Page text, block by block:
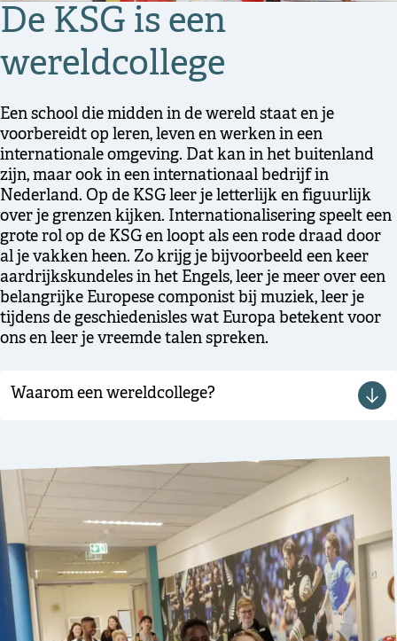
De KSG is een
wereldcollege
Een school die midden in de wereld staat en je
voorbereidt op leren, leven en werken in een
internationale omgeving. Dat kan in het buitenland
zijn, maar ook in een internationaal bedrijf in
Nederland. Op de KSG leer je letterlijk en figuurlijk
over je grenzen kijken. Internationalisering speelt een
grote rol op de KSG en loopt als een rode draad door
al je vakken heen. Zo krijg je bijvoorbeeld een keer
aardrijkskundeles in het Engels, leer je meer over een
belangrijke Europese componist bij muziek, leer je
tijdens de geschiedenisles wat Europa betekent voor
ons en leer je vreemde talen spreken.
Waarom een wereldcollege?